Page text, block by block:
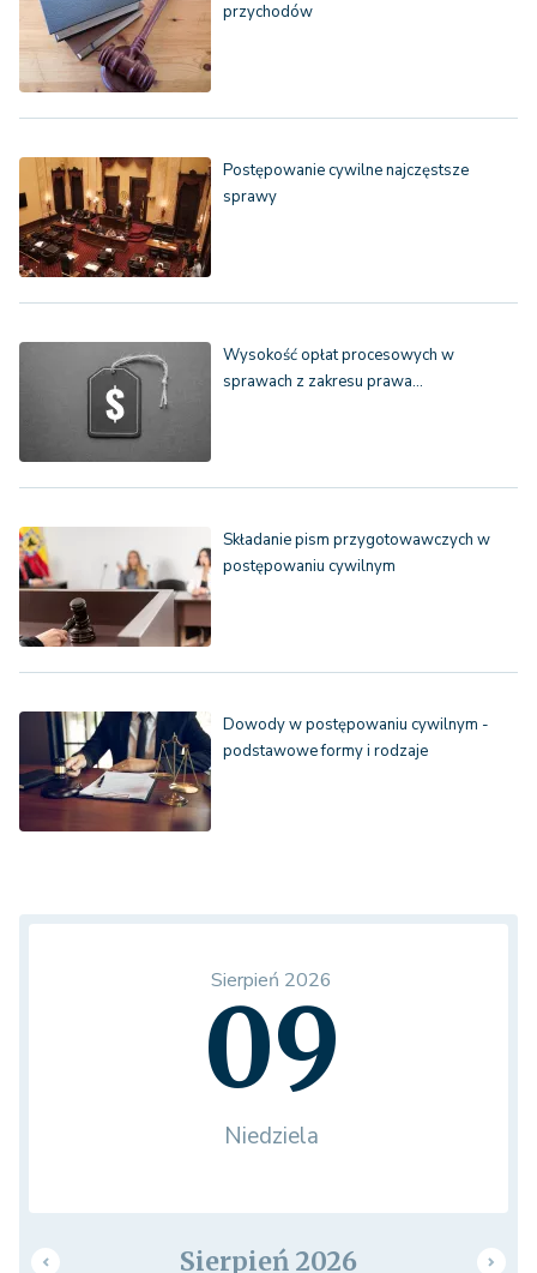
przychodów
Postępowanie cywilne najczęstsze
sprawy
Wysokość opłat procesowych w
sprawach z zakresu prawa…
Składanie pism przygotowawczych w
postępowaniu cywilnym
Dowody w postępowaniu cywilnym -
podstawowe formy i rodzaje
Sierpień 2026
09
Niedziela
Sierpień 2026